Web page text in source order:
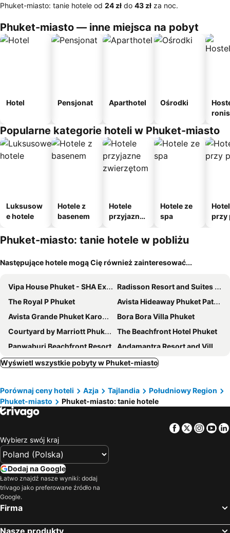
Phuket-miasto: tanie hotele od ‎24 zł do ‎43 zł za noc.
Phuket-miasto — inne miejsca na pobyt
Hotel Pensjonat Aparthotel Ośrodki
Popularne kategorie hoteli w Phuket-miasto
Luksusow
e hotele
Hotele z
basenem
Hotele
przyjazne
m
Hotele ze
spa
przy
Phuket-miasto: tanie hotele w pobliżu
Następujące hotele mogą Cię również zainteresować...
Vipa House Phuket - SHA Extra Plus
Radisson Resort and Suites Phuket
The Royal P Phuket
Avista Hideaway Phuket Patong - MGallery
Avista Grande Phuket Karon - MGallery
Bora Bora Villa Phuket
Courtyard by Marriott Phuket Town
The Beachfront Hotel Phuket
Panwaburi Beachfront Resort
Andamantra Resort and Villa Phuket
Novotel Phuket City Phokeethra
HOMA Phuket Town
Wyndham La Vita Rawai Phuket
Intercontinental Hotels Phuket Resort By Ihg
Quality Beach Resorts and Spa Patong
Vignette Collection Dinso Resort & Villas Phuket By Ihg
Panwa Beach Side Beachfront
Hotel Clover Patong Phuket
Craft Resort & Villas
Surin Sunset Hotel
Lub Sbuy Hostel
Arch39 Phuket Beach Front
Wyndham Grand Phuket Kalim Bay
SKYVIEW Resort Phuket Patong Beach
Kana Triple L Hotel Phuket普吉岛卡娜3L酒店
Shanti Lodge Phuket
Wyświetl wszystkie pobyty w Phuket-miasto
Porównaj ceny hoteli Azja Tajlandia
Południowy Region
Phuket-miasto
Phuket-miasto: tanie hotele
Facebook
Twitter
Wybierz swój kraj
Dodaj na Google
Łatwo znajdź nasze wyniki: dodaj
trivago jako preferowane źródło na
Google.
Firma
Nasze produkty